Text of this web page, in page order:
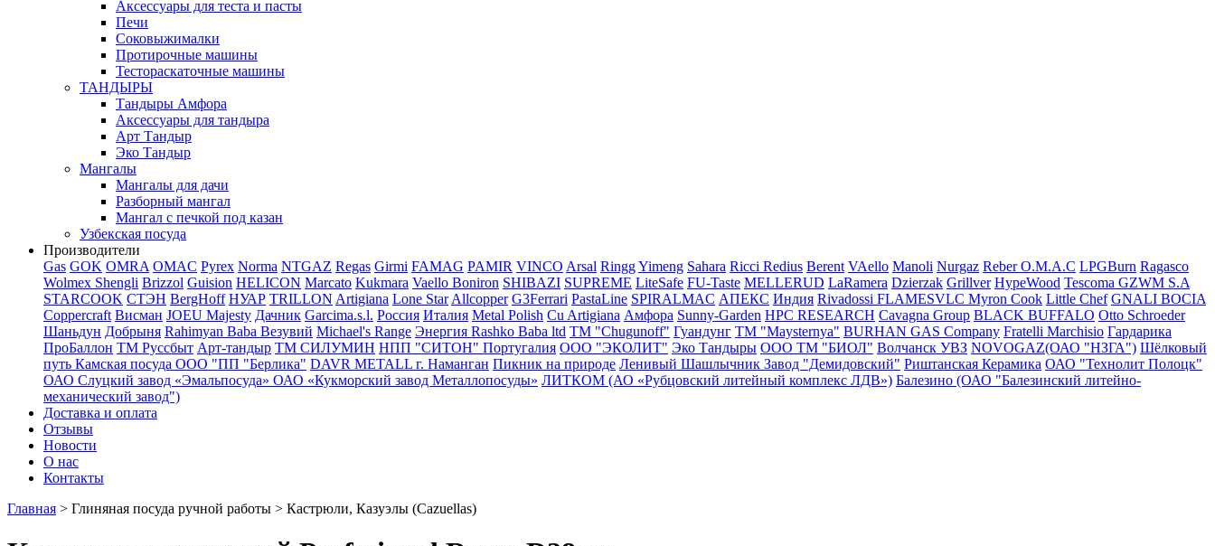
Аксессуары для теста и пасты
Печи
Соковыжималки
Протирочные машины
Тестораскаточные машины
ТАНДЫРЫ
Тандыры Амфора
Аксессуары для тандыра
Арт Тандыр
Эко Тандыр
Мангалы
Мангалы для дачи
Разборный мангал
Мангал с печкой под казан
Узбекская посуда
Производители
Gas GOK OMRA OMAC Pyrex Norma NTGAZ Regas Girmi FAMAG PAMIR VINCO Arsal RinggYimeng Sahara Ricci Redius Berent VAello Manoli Nurgaz ReberO.M.A.C LPGBurn Ragasco
Wolmex Shengli Brizzol Guision HELICON Marcato Kukmara Vaello Boniron SHIBAZI SUPREME LiteSafe FU-Taste MELLERUD LaRamera Dzierzak Grillver HypeWood Tescoma GZWM S.A
STARCOOK СТЭН BergHoff НУАР TRILLON Artigiana Lone Star Allcopper G3Ferrari PastaLine SPIRALMAC АПЕКС Индия Rivadossi FLAMESVLC Myron Cook Little Chef GNALI BOCIA
Coppercraft Висман JOEU Majesty Дачник Garcima.s.l. Россия Италия Metal Polish Cu Artigiana Амфора Sunny-Garden HPC RESEARCH Cavagna Group BLACK BUFFALO Otto Schroeder
Шаньдун Добрыня Rahimyan Baba Везувий Michael's Range Энергия Rashko Baba ltd ТМ "Chugunoff" Гуандунг ТМ "Maysternya" BURHAN GAS Company Fratelli Marchisio Гардарика
ПроБаллон ТМ Руссбыт Арт-тандыр ТМ СИЛУМИН НПП "СИТОН" Португалия ООО "ЭКОЛИТ" Эко Тандыры ООО ТМ "БИОЛ" Волчанск УВЗ NOVOGAZ(ОАО "НЗГА") Шёлковый
путь Камская посуда ООО "ПП "Берлика" DAVR METALL г. Наманган Пикник на природе Ленивый Шашлычник Завод "Демидовский" Риштанская Керамика ОАО "Технолит Полоцк"
ОАО Слуцкий завод «Эмальпосуда» ОАО «Кукморский завод Металлопосуды» ЛИТКОМ (АО «Рубцовский литейный комплекс ЛДВ») Балезино (ОАО "Балезинский литейно-
механический завод")
Доставка и оплата
Отзывы
Новости
О нас
Контакты
Главная > Глиняная посуда ручной работы > Кастрюли, Казуэлы (Cazuellas)